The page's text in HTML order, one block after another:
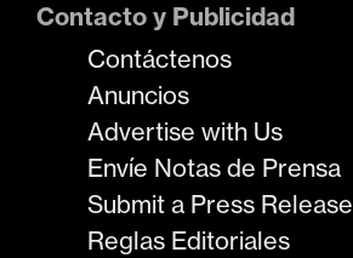
Contacto y Publicidad
Contáctenos
Anuncios
Advertise with Us
Envíe Notas de Prensa
Submit a Press Release
Reglas Editoriales